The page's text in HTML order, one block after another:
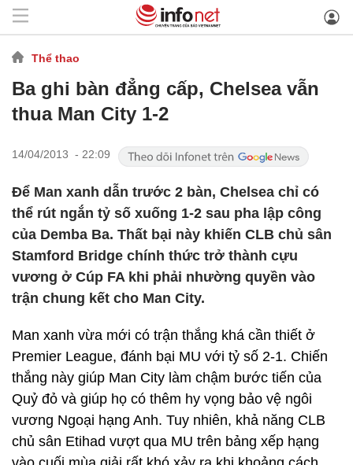
Thể thao
Ba ghi bàn đẳng cấp, Chelsea vẫn
thua Man City 1-2
14/04/2013 - 22:09
Để Man xanh dẫn trước 2 bàn, Chelsea chỉ có
thể rút ngắn tỷ số xuống 1-2 sau pha lập công
của Demba Ba. Thất bại này khiến CLB chủ sân
Stamford Bridge chính thức trở thành cựu
vương ở Cúp FA khi phải nhường quyền vào
trận chung kết cho Man City.
Man xanh vừa mới có trận thắng khá cần thiết ở
Premier League, đánh bại MU với tỷ số 2-1. Chiến
thắng này giúp Man City làm chậm bước tiến của
Quỷ đỏ và giúp họ có thêm hy vọng bảo vệ ngôi
vương Ngoại hạng Anh. Tuy nhiên, khả năng CLB
chủ sân Etihad vượt qua MU trên bảng xếp hạng